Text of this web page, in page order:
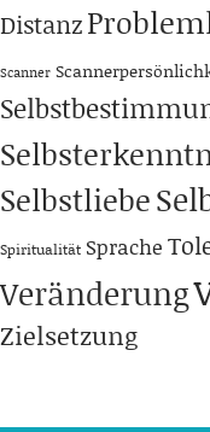
Distanz
Scanner
Selbstliebe
Spiritualität Sprache
Veränderung
Zielsetzung